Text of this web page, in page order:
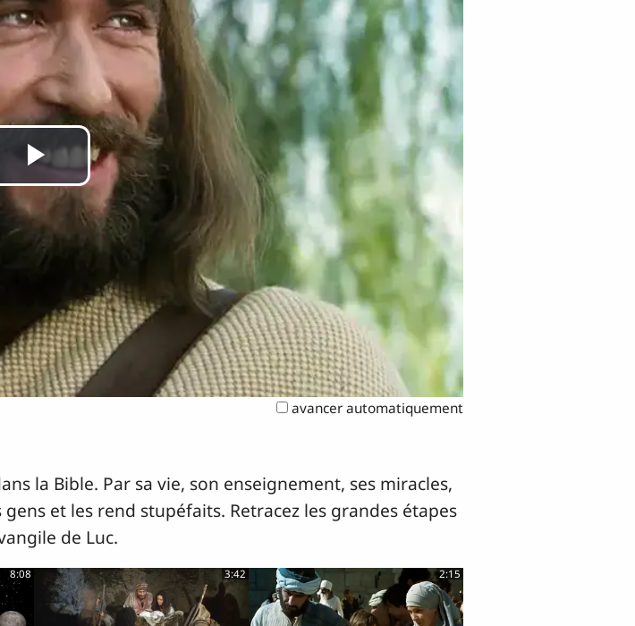
Lire
la
vidéo
avancer automatiquement
la Bible. Par sa vie, son enseignement, ses miracles,
et les rend stupéfaits. Retracez les grandes étapes
de Luc.
8:08 3:42 2:15